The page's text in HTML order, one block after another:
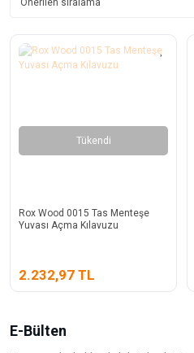
Tükendi
Rox Wood 0015 Tas Menteşe
Yuvası Açma Kılavuzu
2.232,97 TL
E-Bülten